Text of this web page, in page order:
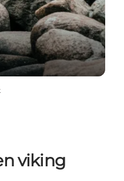
viking